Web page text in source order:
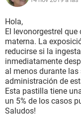
Hola,
El levonorgestrel
materna. La
reducirse si la
inmediatamente
al menos durante
administración de
Esta pastilla tiene
un 5% de los casos
Saludos!